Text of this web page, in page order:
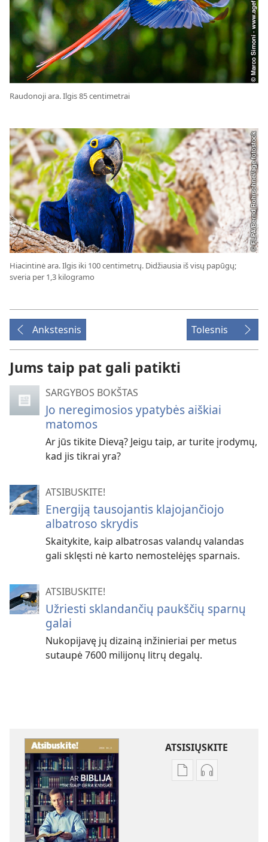
Raudonoji ara. Ilgis 85 centimetrai
Hiacintinė ara. Ilgis iki 100 centimetrų. Didžiausia iš visų papūgų;
sveria per 1,3 kilogramo
Ankstesnis Tolesnis
Jums taip pat gali patikti
SARGYBOS BOKŠTAS
Jo neregimosios ypatybės aiškiai
matomos
Ar jūs tikite Dievą? Jeigu taip, ar turite įrodymų,
kad jis tikrai yra?
ATSIBUSKITE!
Energiją tausojantis klajojančiojo
albatroso skrydis
Skaitykite, kaip albatrosas valandų valandas
gali sklęsti nė karto nemostelėjęs sparnais.
ATSIBUSKITE!
Užriesti sklandančių paukščių sparnų
galai
Nukopijavę jų dizainą inžinieriai per metus
sutaupė 7600 milijonų litrų degalų.
ATSISIŲSKITE
Skaitmeninių
Garso